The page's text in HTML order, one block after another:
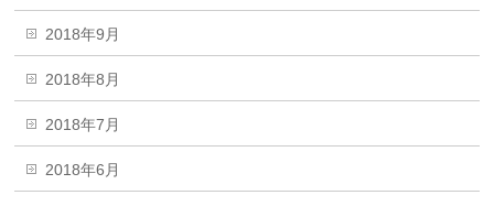
2018年9月
2018年8月
2018年7月
2018年6月